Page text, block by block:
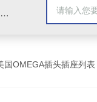
Omega插头,Omega测温线,热电偶测温线,热电偶线,铠装热电偶,热电偶连接器,热电偶插头,Omega热电偶线,T型热电偶线,TMC测温纸
国OMEGA插头插座列表